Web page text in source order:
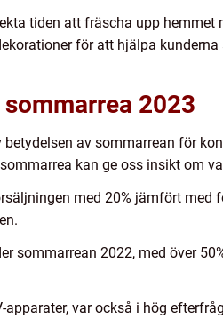
tiden att fräscha upp
för att hjälpa
2023
av sommarrean för
kan ge oss insikt om
med 20% jämfört med
sommarrean 2022, med över
var också i hög